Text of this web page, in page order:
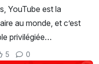
YouTube est la
au monde, et c’est
privilégiée…
5 0